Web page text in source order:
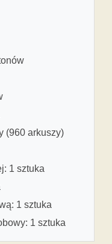
(960 arkuszy)
1 sztuka
1 sztuka
1 sztuka